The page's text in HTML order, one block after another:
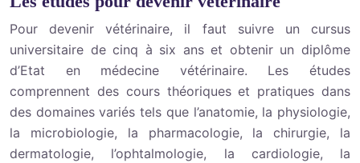
Pour devenir vétérinaire, il faut suivre un cursus
universitaire de cinq à six ans et obtenir un diplôme
d’Etat en médecine vétérinaire. Les études
comprennent des cours théoriques et pratiques dans
des domaines variés tels que l’anatomie, la physiologie,
la microbiologie, la pharmacologie, la chirurgie, la
dermatologie, l’ophtalmologie, la cardiologie, la